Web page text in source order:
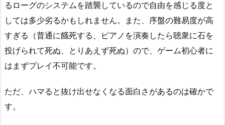
るローグのシステムを踏襲しているので自由を感じる度と
しては多少劣るかもしれません。また、序盤の難易度が高
すぎる（普通に餓死する、ピアノを演奏したら聴衆に石を
投げられて死ぬ、とりあえず死ぬ）ので、ゲーム初心者に
はまずプレイ不可能です。
ただ、ハマると抜け出せなくなる面白さがあるのは確かで
す。